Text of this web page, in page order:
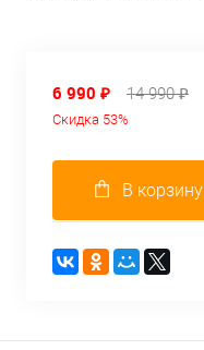
6 990 ₽ 14 990 ₽
Скидка 53%
В корзину